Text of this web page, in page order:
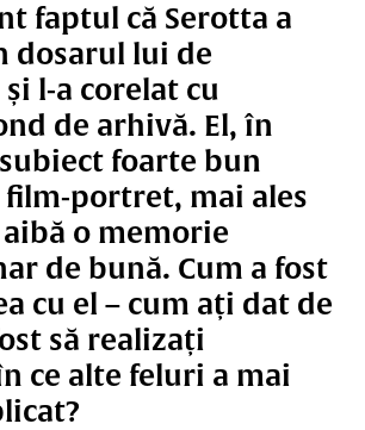
faptul că Serotta a
dosarul lui de
l-a corelat cu
de arhivă. El, în
foarte bun
portret, mai ales
aibă o memorie
de bună. Cum a fost
cu el – cum ați dat de
să realizați
ce alte feluri a mai